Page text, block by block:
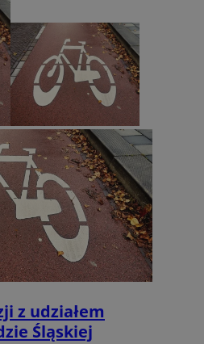
z udziałem
Śląskiej